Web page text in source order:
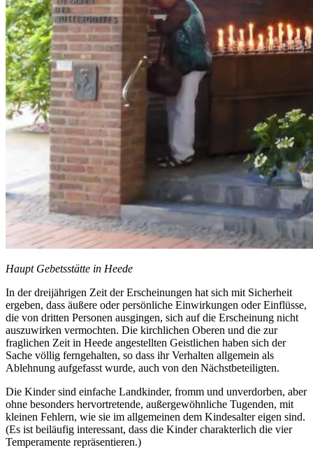
Haupt Gebetsstätte in Heede
In der dreijährigen Zeit der Erscheinungen hat sich mit Sicherheit
ergeben, dass äußere oder persönliche Einwirkungen oder Einflüsse,
die von dritten Personen ausgingen, sich auf die Erscheinung nicht
auszuwirken vermochten. Die kirchlichen Oberen und die zur
fraglichen Zeit in Heede angestellten Geistlichen haben sich der
Sache völlig ferngehalten, so dass ihr Verhalten allgemein als
Ablehnung aufgefasst wurde, auch von den Nächstbeteiligten.
Die Kinder sind einfache Landkinder, fromm und unverdorben, aber
ohne besonders hervortretende, außergewöhnliche Tugenden, mit
kleinen Fehlern, wie sie im allgemeinen dem Kindesalter eigen sind.
(Es ist beiläufig interessant, dass die Kinder charakterlich die vier
Temperamente repräsentieren.)